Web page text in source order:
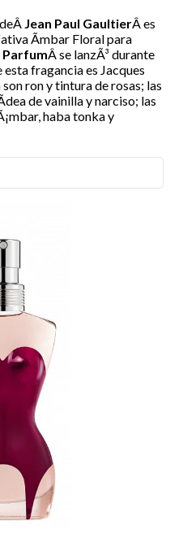
deÂ Jean Paul GaultierÂes
Ãmbar Floral para
ParfumÂse lanzÃ³ durante
fragancia es Jacques
ron y tintura de rosas; las
de vainilla y narciso; las
haba tonka y